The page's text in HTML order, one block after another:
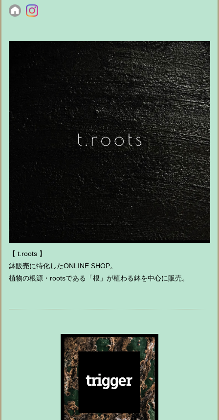
【 t.roots 】
鉢販売に特化したONLINE SHOP。
植物の根源・rootsである「根」が植わる鉢を中心に販売。